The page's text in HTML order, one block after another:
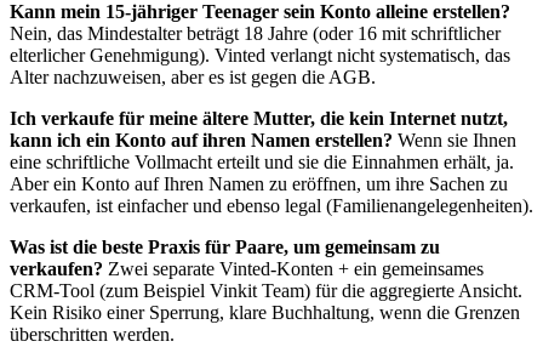
Kann mein 15-jähriger Teenager sein Konto alleine erstellen?
Nein, das Mindestalter beträgt 18 Jahre (oder 16 mit schriftlicher
elterlicher Genehmigung). Vinted verlangt nicht systematisch, das
Alter nachzuweisen, aber es ist gegen die AGB.
Ich verkaufe für meine ältere Mutter, die kein Internet nutzt,
kann ich ein Konto auf ihren Namen erstellen? Wenn sie Ihnen
eine schriftliche Vollmacht erteilt und sie die Einnahmen erhält, ja.
Aber ein Konto auf Ihren Namen zu eröffnen, um ihre Sachen zu
verkaufen, ist einfacher und ebenso legal (Familienangelegenheiten).
Was ist die beste Praxis für Paare, um gemeinsam zu
verkaufen? Zwei separate Vinted-Konten + ein gemeinsames
CRM-Tool (zum Beispiel Vinkit Team) für die aggregierte Ansicht.
Kein Risiko einer Sperrung, klare Buchhaltung, wenn die Grenzen
überschritten werden.